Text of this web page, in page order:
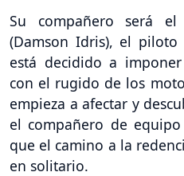
Su compañero será el
(Damson Idris), el
está decidido a
con el rugido de los
empieza a afectar y
el compañero de
que el camino a la
en solitario.